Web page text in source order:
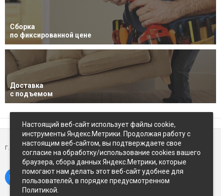
Сборка
по фиксированной цене
Доставка
с подъемом
г. Петропавловск-Камчатский,ул Восточное-шоссе, д.5
Настоящий веб-сайт использует файлы cookie,
инструменты Яндекс.Метрики. Продолжая работу с
настоящим веб-сайтом, вы подтверждаете свое
согласие на обработку/использование cookies вашего
браузера, сбора данных Яндекс.Метрики, которые
помогают нам делать этот веб-сайт удобнее для
пользователей, в порядке предусмотренном
Политикой.